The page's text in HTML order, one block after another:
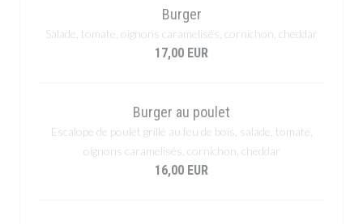
Burger
Salade, tomate, oignons caramelisés, cornichon, cheddar
17,00 EUR
Burger au poulet
Escalope de poulet grillé au feu de bois, salade, tomate,
oignons caramelisés, cornichon, cheddar
16,00 EUR